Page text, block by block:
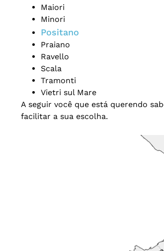
Maiori
Minori
Positano
Praiano
Ravello
Scala
Tramonti
Vietri sul Mare
A seguir você que está querendo
facilitar a sua escolha.